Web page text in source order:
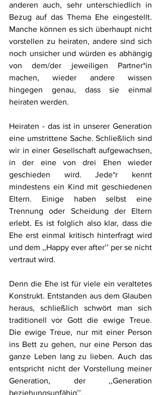
anderen auch, sehr unterschiedlich in
Bezug auf das Thema Ehe eingestellt.
Manche können es sich überhaupt nicht
vorstellen zu heiraten, andere sind sich
noch unsicher und würden es abhängig
von dem/der jeweiligen Partner*in
machen, wieder andere wissen
hingegen genau, dass sie einmal
heiraten werden.
Heiraten - das ist in unserer Generation
eine umstrittene Sache. Schließlich sind
wir in einer Gesellschaft aufgewachsen,
in der eine von drei Ehen wieder
geschieden wird. Jede*r kennt
mindestens ein Kind mit geschiedenen
Eltern. Einige haben selbst eine
Trennung oder Scheidung der Eltern
erlebt. Es ist folglich also klar, dass die
Ehe erst einmal kritisch hinterfragt wird
und dem ,,Happy ever after’’ per se nicht
vertraut wird.
Denn die Ehe ist für viele ein veraltetes
Konstrukt. Entstanden aus dem Glauben
heraus, schließlich schwört man sich
traditionell vor Gott die ewige Treue.
Die ewige Treue, nur mit einer Person
ins Bett zu gehen, nur eine Person das
ganze Leben lang zu lieben. Auch das
entspricht nicht der Vorstellung meiner
Generation, der ,,Generation
beziehungsunfähig’’.